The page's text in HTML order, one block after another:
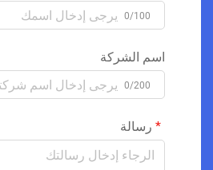
0/100
اسم الشركة
0/200
رسالة